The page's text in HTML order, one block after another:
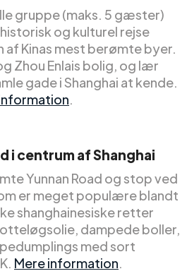
gruppe (maks. 5 gæster)
og kulturel rejse
af Kinas mest berømte byer.
Zhou Enlais bolig, og lær
gade i Shanghai at kende.
.
i centrum af Shanghai
Yunnan Road og stop ved
er meget populære blandt
shanghainesiske retter
dampede boller,
med sort
Mere information.